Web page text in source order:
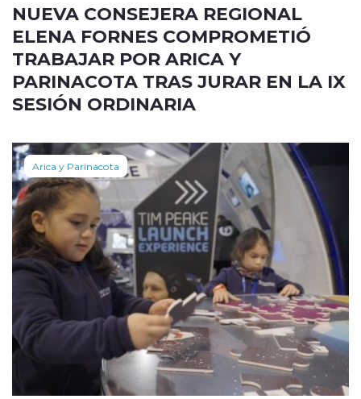
NUEVA CONSEJERA REGIONAL
ELENA FORNES COMPROMETIÓ
TRABAJAR POR ARICA Y
PARINACOTA TRAS JURAR EN LA IX
SESIÓN ORDINARIA
Arica y Parinacota